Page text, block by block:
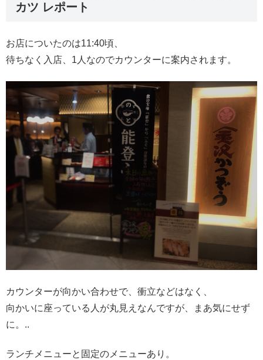
カツ レポート
お店についたのは11:40頃、
待ちなく入店、1人なのでカウンターに案内されます。
カウンターが向かい合わせで、衝立などはなく、
向かいに座っている人が丸見えなんですが、まあ気にせず
に。..
ランチメニューと固定のメニューあり。